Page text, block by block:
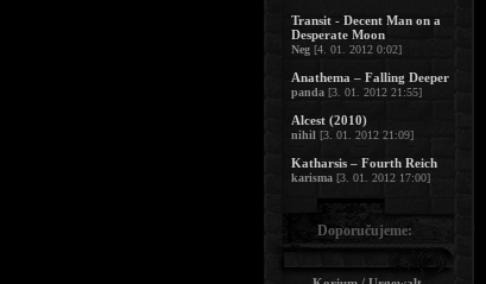
Transit - Decent Man on a
Desperate Moon
Neg [4. 01. 2012 0:02]
Anathema – Falling Deeper
panda [3. 01. 2012 21:55]
Alcest (2010)
nihil [3. 01. 2012 21:09]
Katharsis – Fourth Reich
karisma [3. 01. 2012 17:00]
Doporučujeme: